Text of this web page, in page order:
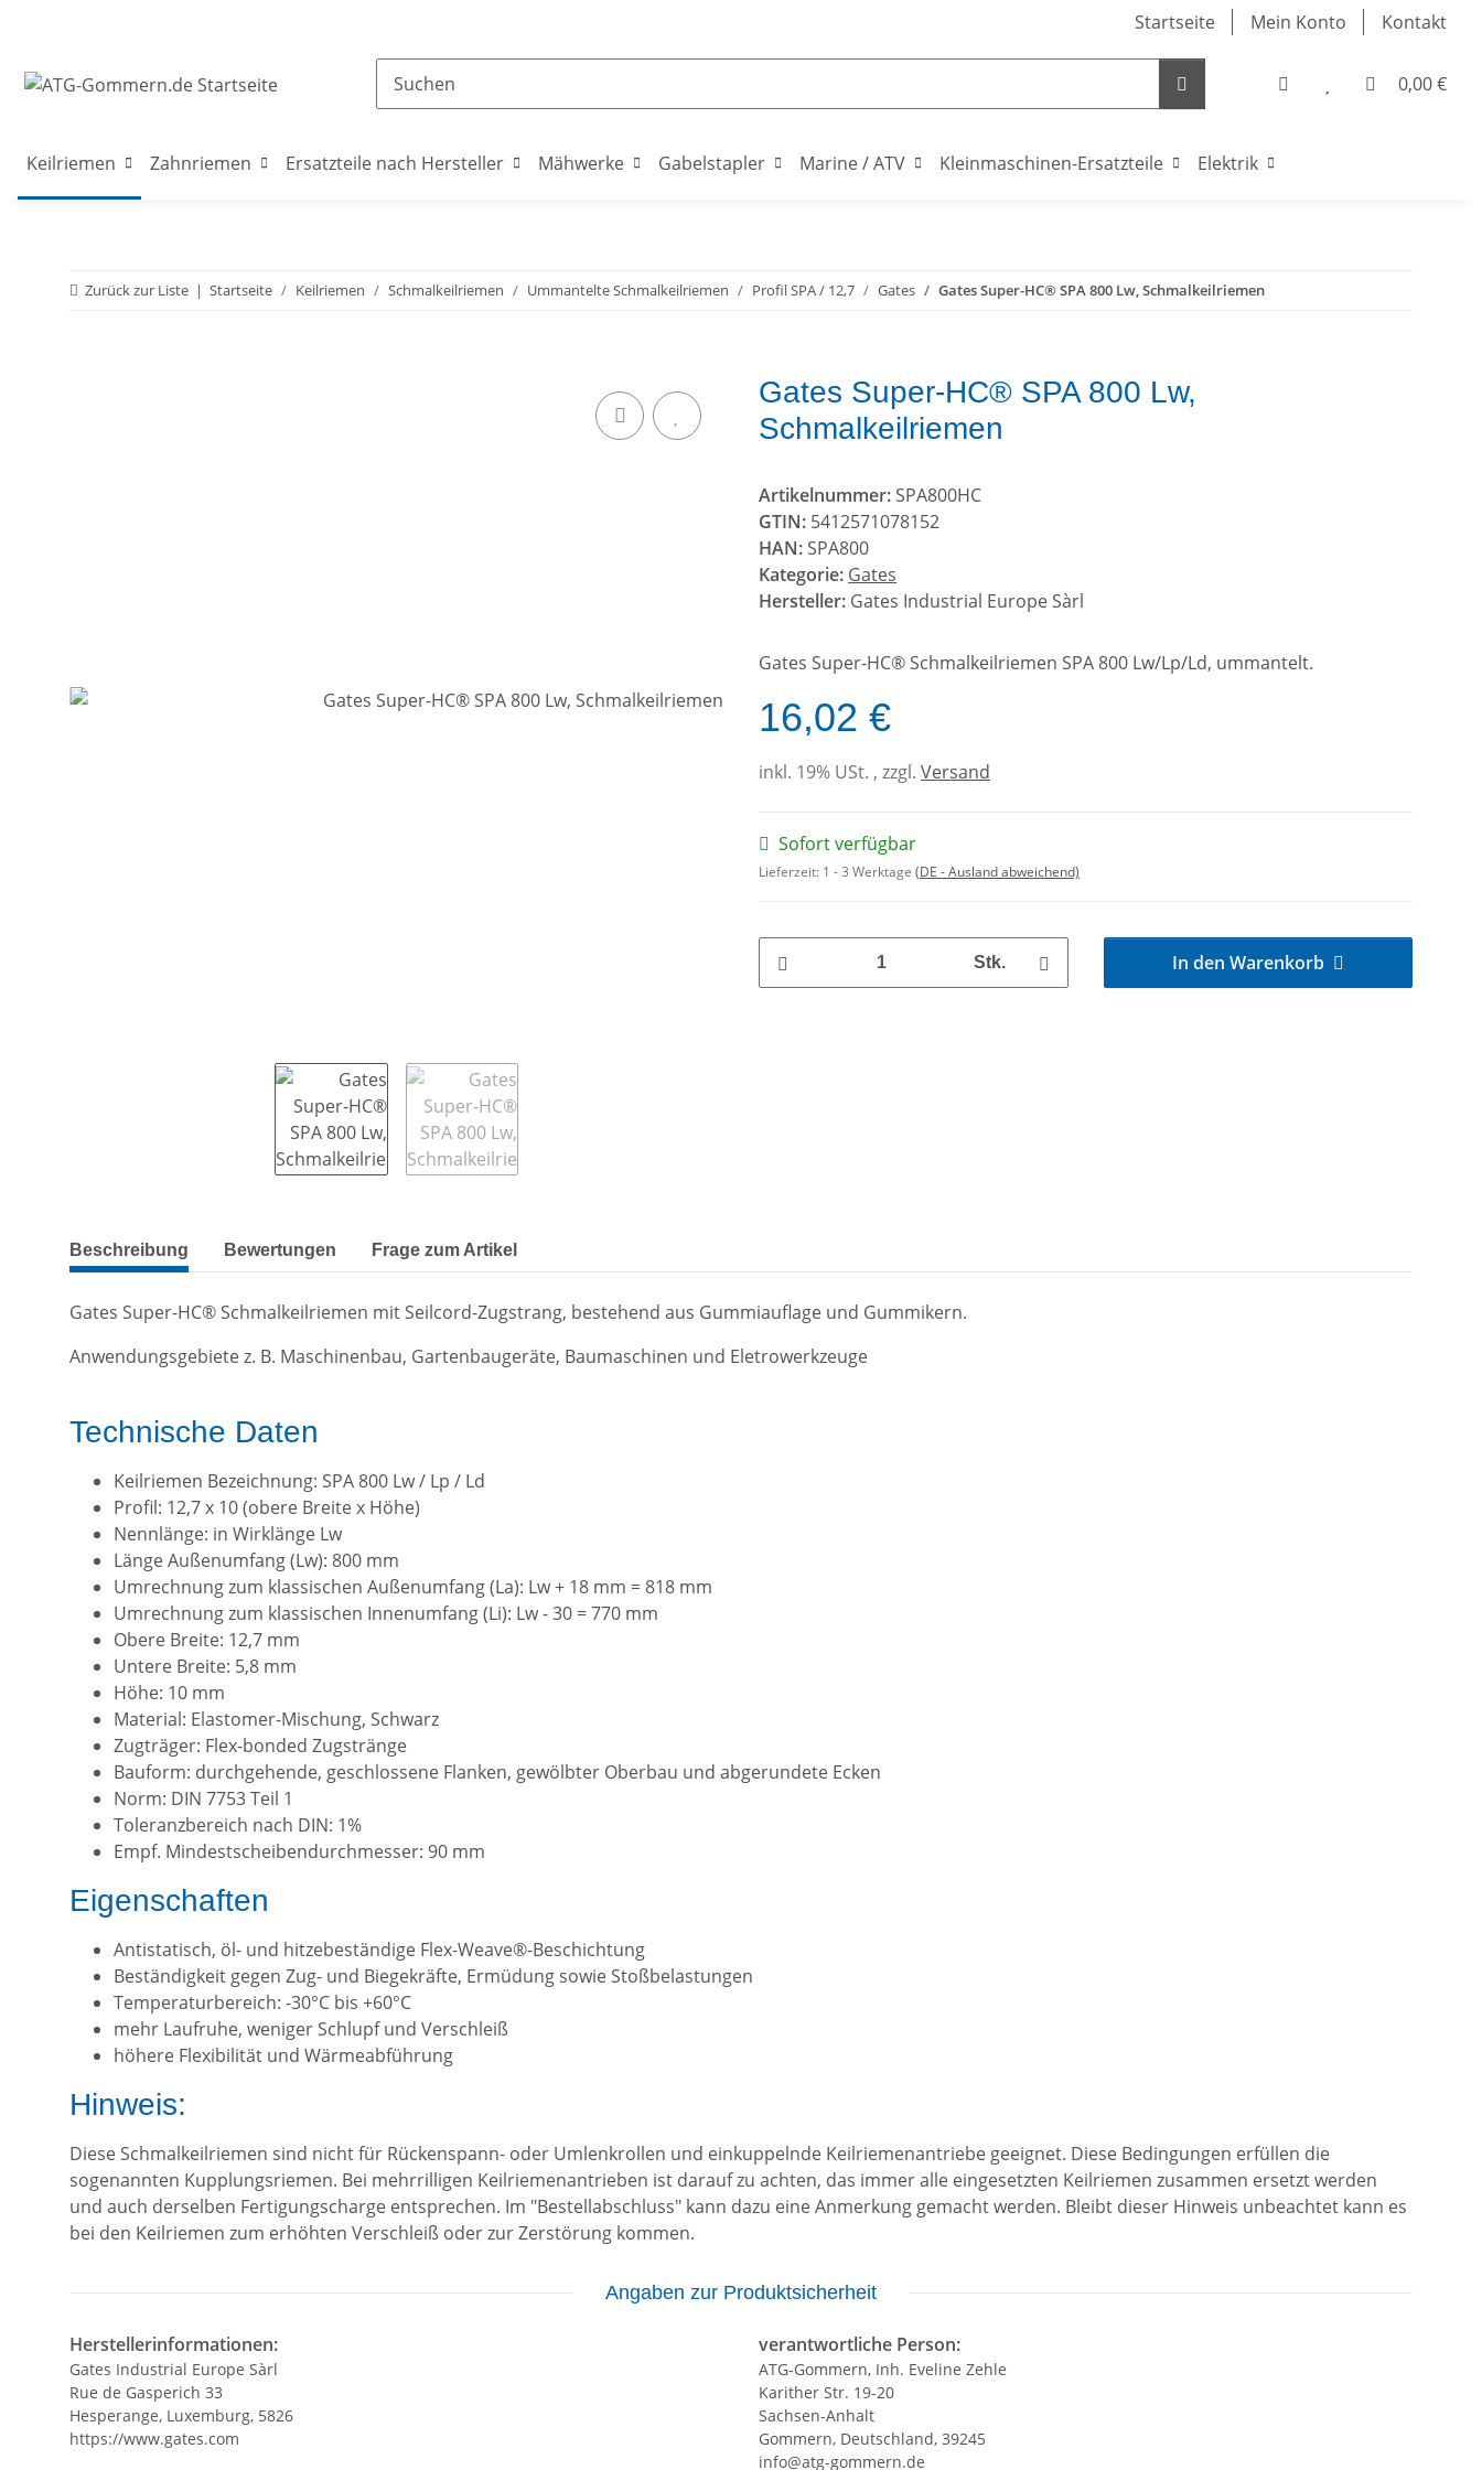
Startseite Mein Konto Kontakt
0,00 €
Keilriemen Zahnriemen Ersatzteile nach Hersteller Mähwerke Gabelstapler Marine / ATV Kleinmaschinen-Ersatzteile Elektrik
Zurück zur Liste Startseite Keilriemen Schmalkeilriemen Ummantelte Schmalkeilriemen Profil SPA / 12,7 Gates Gates Super-HC® SPA 800 Lw, Schmalkeilriemen
Gates Super-HC® SPA 800 Lw,
Schmalkeilriemen
Artikelnummer: SPA800HC
GTIN: 5412571078152
HAN: SPA800
Kategorie: Gates
Hersteller: Gates Industrial Europe Sàrl
Gates Super-HC® Schmalkeilriemen SPA 800 Lw/Lp/Ld, ummantelt.
16,02 €
inkl. 19% USt. , zzgl. Versand
Sofort verfügbar
Lieferzeit: 1 - 3 Werktage (DE - Ausland abweichend)
Stk. In den Warenkorb
weitere Registerkarten anzeigen
Beschreibung Bewertungen Frage zum Artikel
Gates Super-HC® Schmalkeilriemen mit Seilcord-Zugstrang, bestehend aus Gummiauflage und Gummikern.
Anwendungsgebiete z. B. Maschinenbau, Gartenbaugeräte, Baumaschinen und Eletrowerkzeuge
Technische Daten
Keilriemen Bezeichnung: SPA 800 Lw / Lp / Ld
Profil: 12,7 x 10 (obere Breite x Höhe)
Nennlänge: in Wirklänge Lw
Länge Außenumfang (Lw): 800 mm
Umrechnung zum klassischen Außenumfang (La): Lw + 18 mm = 818 mm
Umrechnung zum klassischen Innenumfang (Li): Lw - 30 = 770 mm
Obere Breite: 12,7 mm
Untere Breite: 5,8 mm
Höhe: 10 mm
Material: Elastomer-Mischung, Schwarz
Zugträger: Flex-bonded Zugstränge
Bauform: durchgehende, geschlossene Flanken, gewölbter Oberbau und abgerundete Ecken
Norm: DIN 7753 Teil 1
Toleranzbereich nach DIN: 1%
Empf. Mindestscheibendurchmesser: 90 mm
Eigenschaften
Antistatisch, öl- und hitzebeständige Flex-Weave®-Beschichtung
Beständigkeit gegen Zug- und Biegekräfte, Ermüdung sowie Stoßbelastungen
Temperaturbereich: -30°C bis +60°C
mehr Laufruhe, weniger Schlupf und Verschleiß
höhere Flexibilität und Wärmeabführung
Hinweis:
Diese Schmalkeilriemen sind nicht für Rückenspann- oder Umlenkrollen und einkuppelnde Keilriemenantriebe geeignet. Diese Bedingungen erfüllen die
sogenannten Kupplungsriemen. Bei mehrrilligen Keilriemenantrieben ist darauf zu achten, das immer alle eingesetzten Keilriemen zusammen ersetzt werden
und auch derselben Fertigungscharge entsprechen. Im "Bestellabschluss" kann dazu eine Anmerkung gemacht werden. Bleibt dieser Hinweis unbeachtet kann es
bei den Keilriemen zum erhöhten Verschleiß oder zur Zerstörung kommen.
Angaben zur Produktsicherheit
Herstellerinformationen:
Gates Industrial Europe Sàrl
Rue de Gasperich 33
Hesperange, Luxemburg, 5826
https://www.gates.com
verantwortliche Person:
ATG-Gommern, Inh. Eveline Zehle
Karither Str. 19-20
Sachsen-Anhalt
Gommern, Deutschland, 39245
info@atg-gommern.de